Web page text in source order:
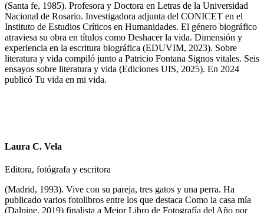
(Santa fe, 1985). Profesora y Doctora en Letras de la Universidad
Nacional de Rosario. Investigadora adjunta del CONICET en el
Instituto de Estudios Críticos en Humanidades. El género biográfico
atraviesa su obra en títulos como Deshacer la vida. Dimensión y
experiencia en la escritura biográfica (EDUVIM, 2023). Sobre
literatura y vida compiló junto a Patricio Fontana Signos vitales. Seis
ensayos sobre literatura y vida (Ediciones UIS, 2025). En 2024
publicó Tu vida en mi vida.
Laura C. Vela
Editora, fotógrafa y escritora
(Madrid, 1993). Vive con su pareja, tres gatos y una perra. Ha
publicado varios fotolibros entre los que destaca Como la casa mía
(Dalpine, 2019) finalista a Mejor Libro de Fotografía del Año por